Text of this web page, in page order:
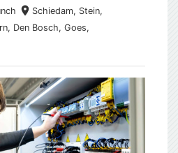
place Schiedam, Stein,
Den Bosch, Goes,